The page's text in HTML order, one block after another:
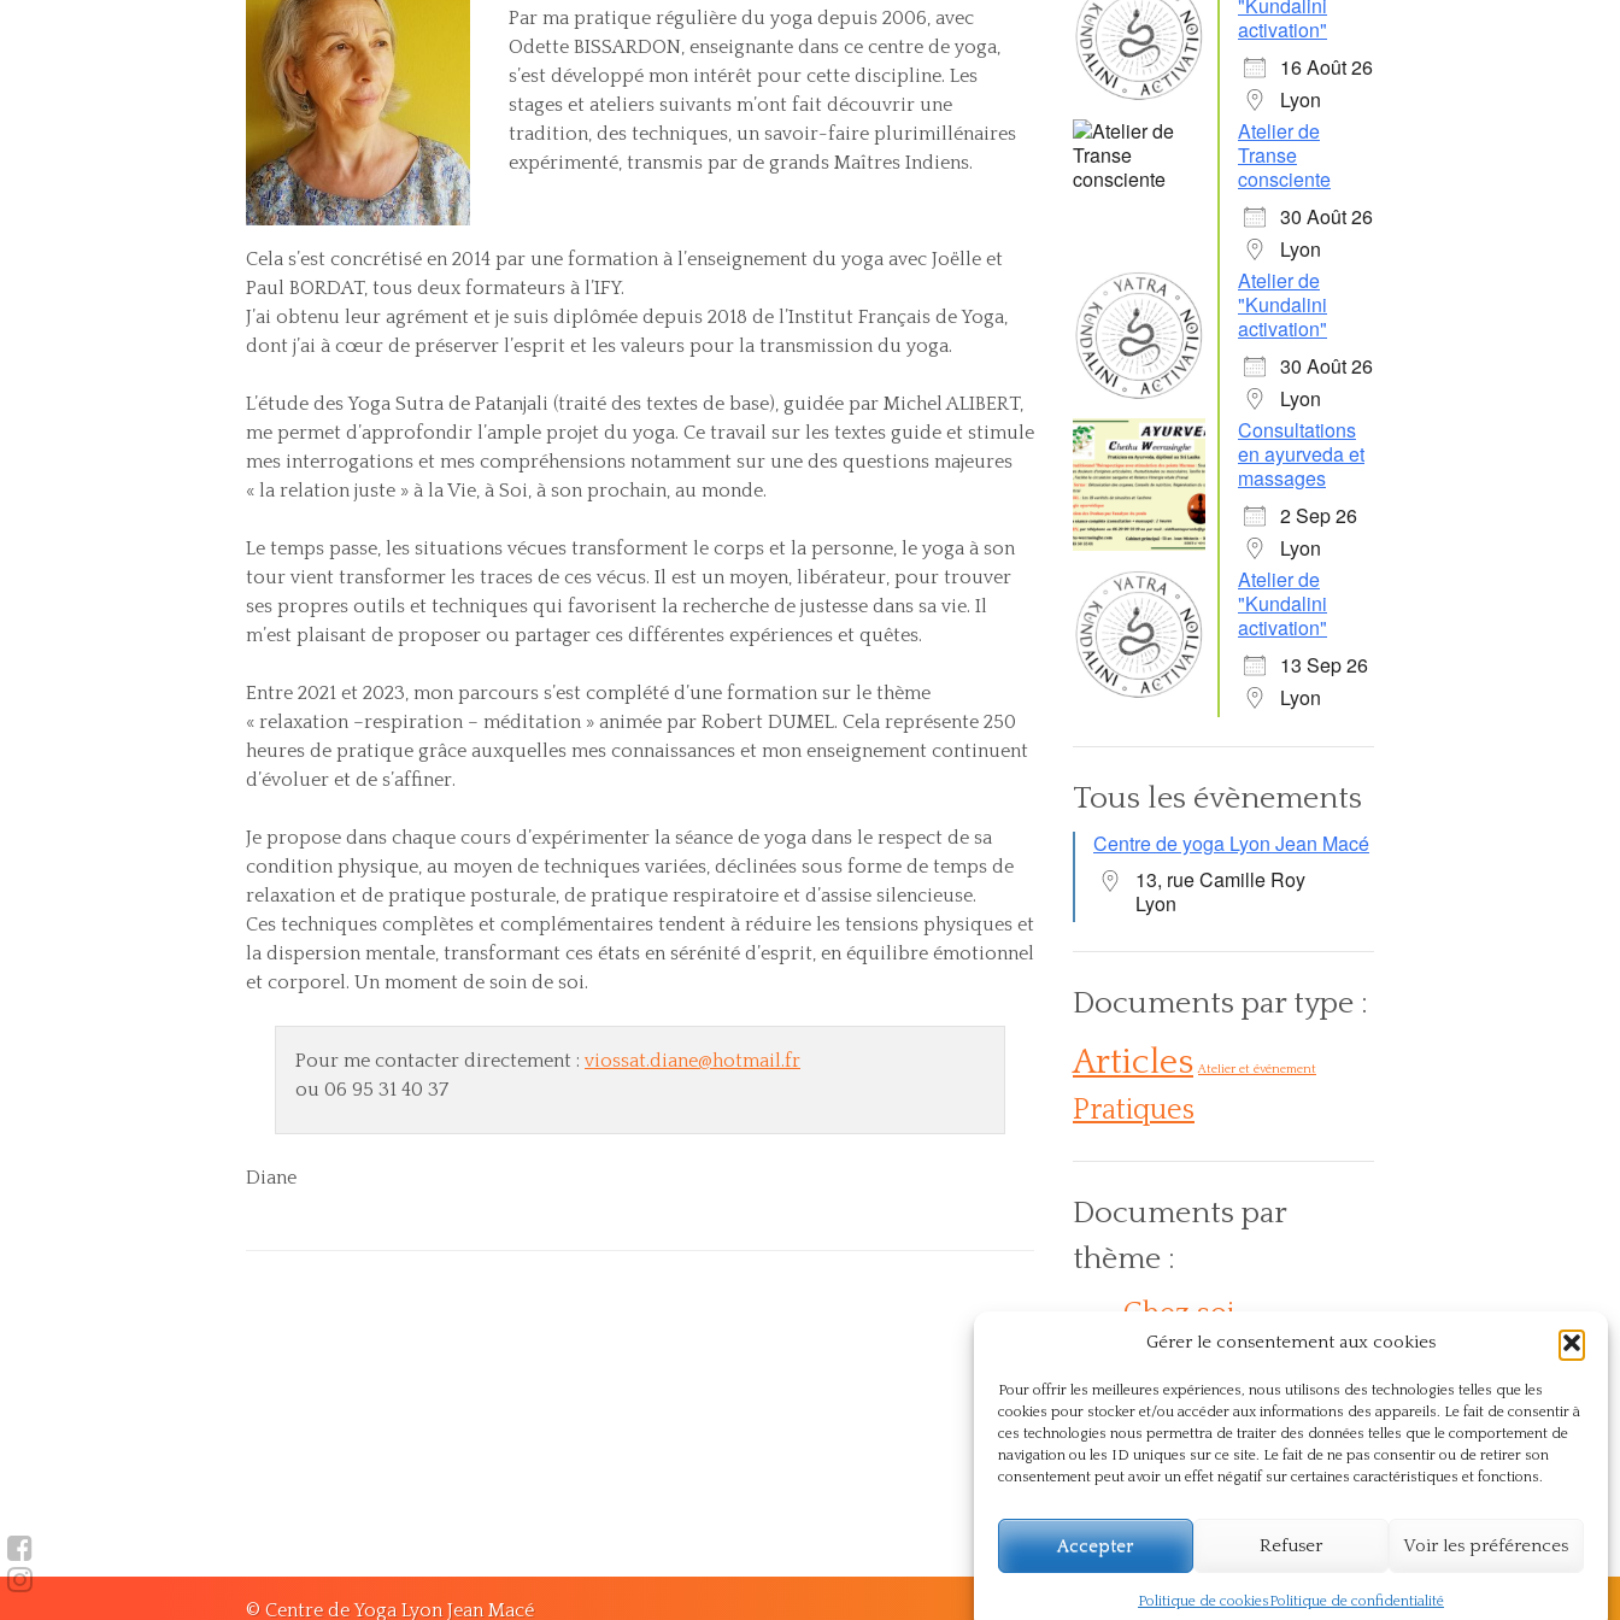
Gérer le consentement aux cookies
Pour offrir les meilleures expériences, nous utilisons des technologies telles que les
cookies pour stocker et/ou accéder aux informations des appareils. Le fait de consentir à
ces technologies nous permettra de traiter des données telles que le comportement de
navigation ou les ID uniques sur ce site. Le fait de ne pas consentir ou de retirer son
consentement peut avoir un effet négatif sur certaines caractéristiques et fonctions.
Accepter Refuser Voir les préférences
Politique de cookiesPolitique de confidentialité
Par ma pratique régulière du yoga depuis 2006, avec
Odette BISSARDON, enseignante dans ce centre de yoga,
s’est développé mon intérêt pour cette discipline. Les
stages et ateliers suivants m’ont fait découvrir une
tradition, des techniques, un savoir-faire plurimillénaires
expérimenté, transmis par de grands Maîtres Indiens.
Cela s’est concrétisé en 2014 par une formation à l’enseignement du yoga avec Joëlle et
Paul BORDAT, tous deux formateurs à l’IFY.
J’ai obtenu leur agrément et je suis diplômée depuis 2018 de l’Institut Français de Yoga,
dont j’ai à cœur de préserver l’esprit et les valeurs pour la transmission du yoga.
L’étude des Yoga Sutra de Patanjali (traité des textes de base), guidée par Michel ALIBERT,
me permet d’approfondir l’ample projet du yoga. Ce travail sur les textes guide et stimule
mes interrogations et mes compréhensions notamment sur une des questions majeures
« la relation juste » à la Vie, à Soi, à son prochain, au monde.
Le temps passe, les situations vécues transforment le corps et la personne, le yoga à son
tour vient transformer les traces de ces vécus. Il est un moyen, libérateur, pour trouver
ses propres outils et techniques qui favorisent la recherche de justesse dans sa vie. Il
m’est plaisant de proposer ou partager ces différentes expériences et quêtes.
Entre 2021 et 2023, mon parcours s’est complété d’une formation sur le thème
« relaxation –respiration – méditation » animée par Robert DUMEL. Cela représente 250
heures de pratique grâce auxquelles mes connaissances et mon enseignement continuent
d’évoluer et de s’affiner.
Je propose dans chaque cours d’expérimenter la séance de yoga dans le respect de sa
condition physique, au moyen de techniques variées, déclinées sous forme de temps de
relaxation et de pratique posturale, de pratique respiratoire et d’assise silencieuse.
Ces techniques complètes et complémentaires tendent à réduire les tensions physiques et
la dispersion mentale, transformant ces états en sérénité d’esprit, en équilibre émotionnel
et corporel. Un moment de soin de soi.
Pour me contacter directement : viossat.diane@hotmail.fr
ou 06 95 31 40 37
Diane
"Kundalini
activation"
16 Août 26
Lyon
Atelier de
Transe
consciente
30 Août 26
Lyon
Atelier de
"Kundalini
activation"
30 Août 26
Lyon
Consultations
en ayurveda et
massages
2 Sep 26
Lyon
Atelier de
"Kundalini
activation"
13 Sep 26
Lyon
Tous les évènements
Centre de yoga Lyon Jean Macé
13, rue Camille Roy
Lyon
Documents par type :
Articles Atelier et événement
Pratiques
Documents par
thème :
Chez soi
Naturopathie Pranayama Respect
Santé Souffle Souffrance Sûtra
Témoignage Vie du centre
Yoga
© Centre de Yoga Lyon Jean Macé